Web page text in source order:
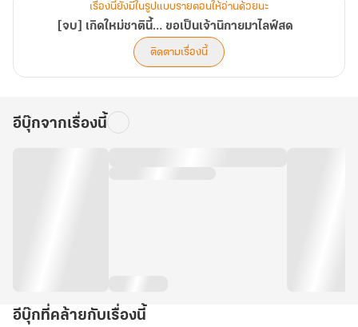
เรื่องนี้ยังมีในรูปแบบรายตอนให้อ่านด้วยนะ
[จบ] เกิดใหม่ชาตินี้… ขอเป็นเจ้านิกายมาไลฟ์สด
ติดตามเรื่องนี้
อีบุ๊กจากเรื่องนี้
อีบุ๊กที่คล้ายกับเรื่องนี้